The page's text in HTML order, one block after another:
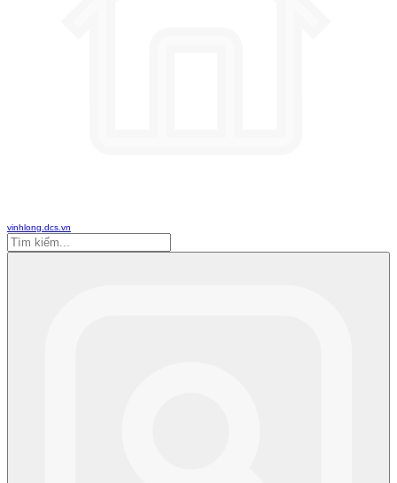
vinhlong.dcs.vn